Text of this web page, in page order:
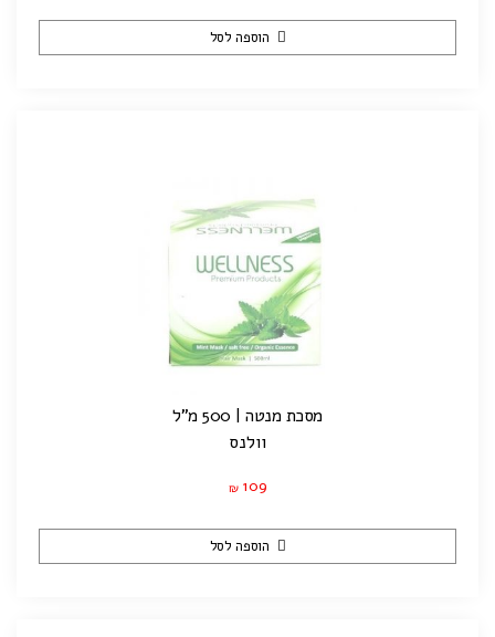
הוספה לסל
מסכת מנטה | 500 מ"ל
וולנס
₪ 109
הוספה לסל